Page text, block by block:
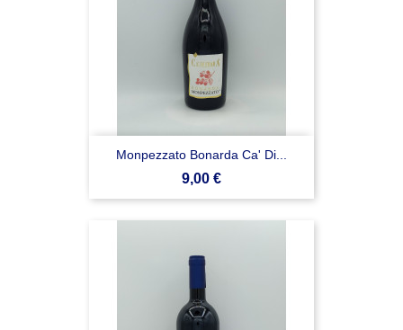
Monpezzato Bonarda Ca' Di...
Prezzo
9,00 €